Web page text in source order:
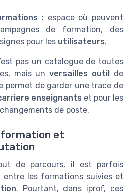
: espace où peuvent
de formation, des
pour les utilisateurs.
pas un catalogue de toutes
mais unversailles outil
de
permet de garder une trace de
enseignants et pour les
de poste.
et
de parcours, il est parfois
les formations suivies et
. Pourtant, dans iprof, ces